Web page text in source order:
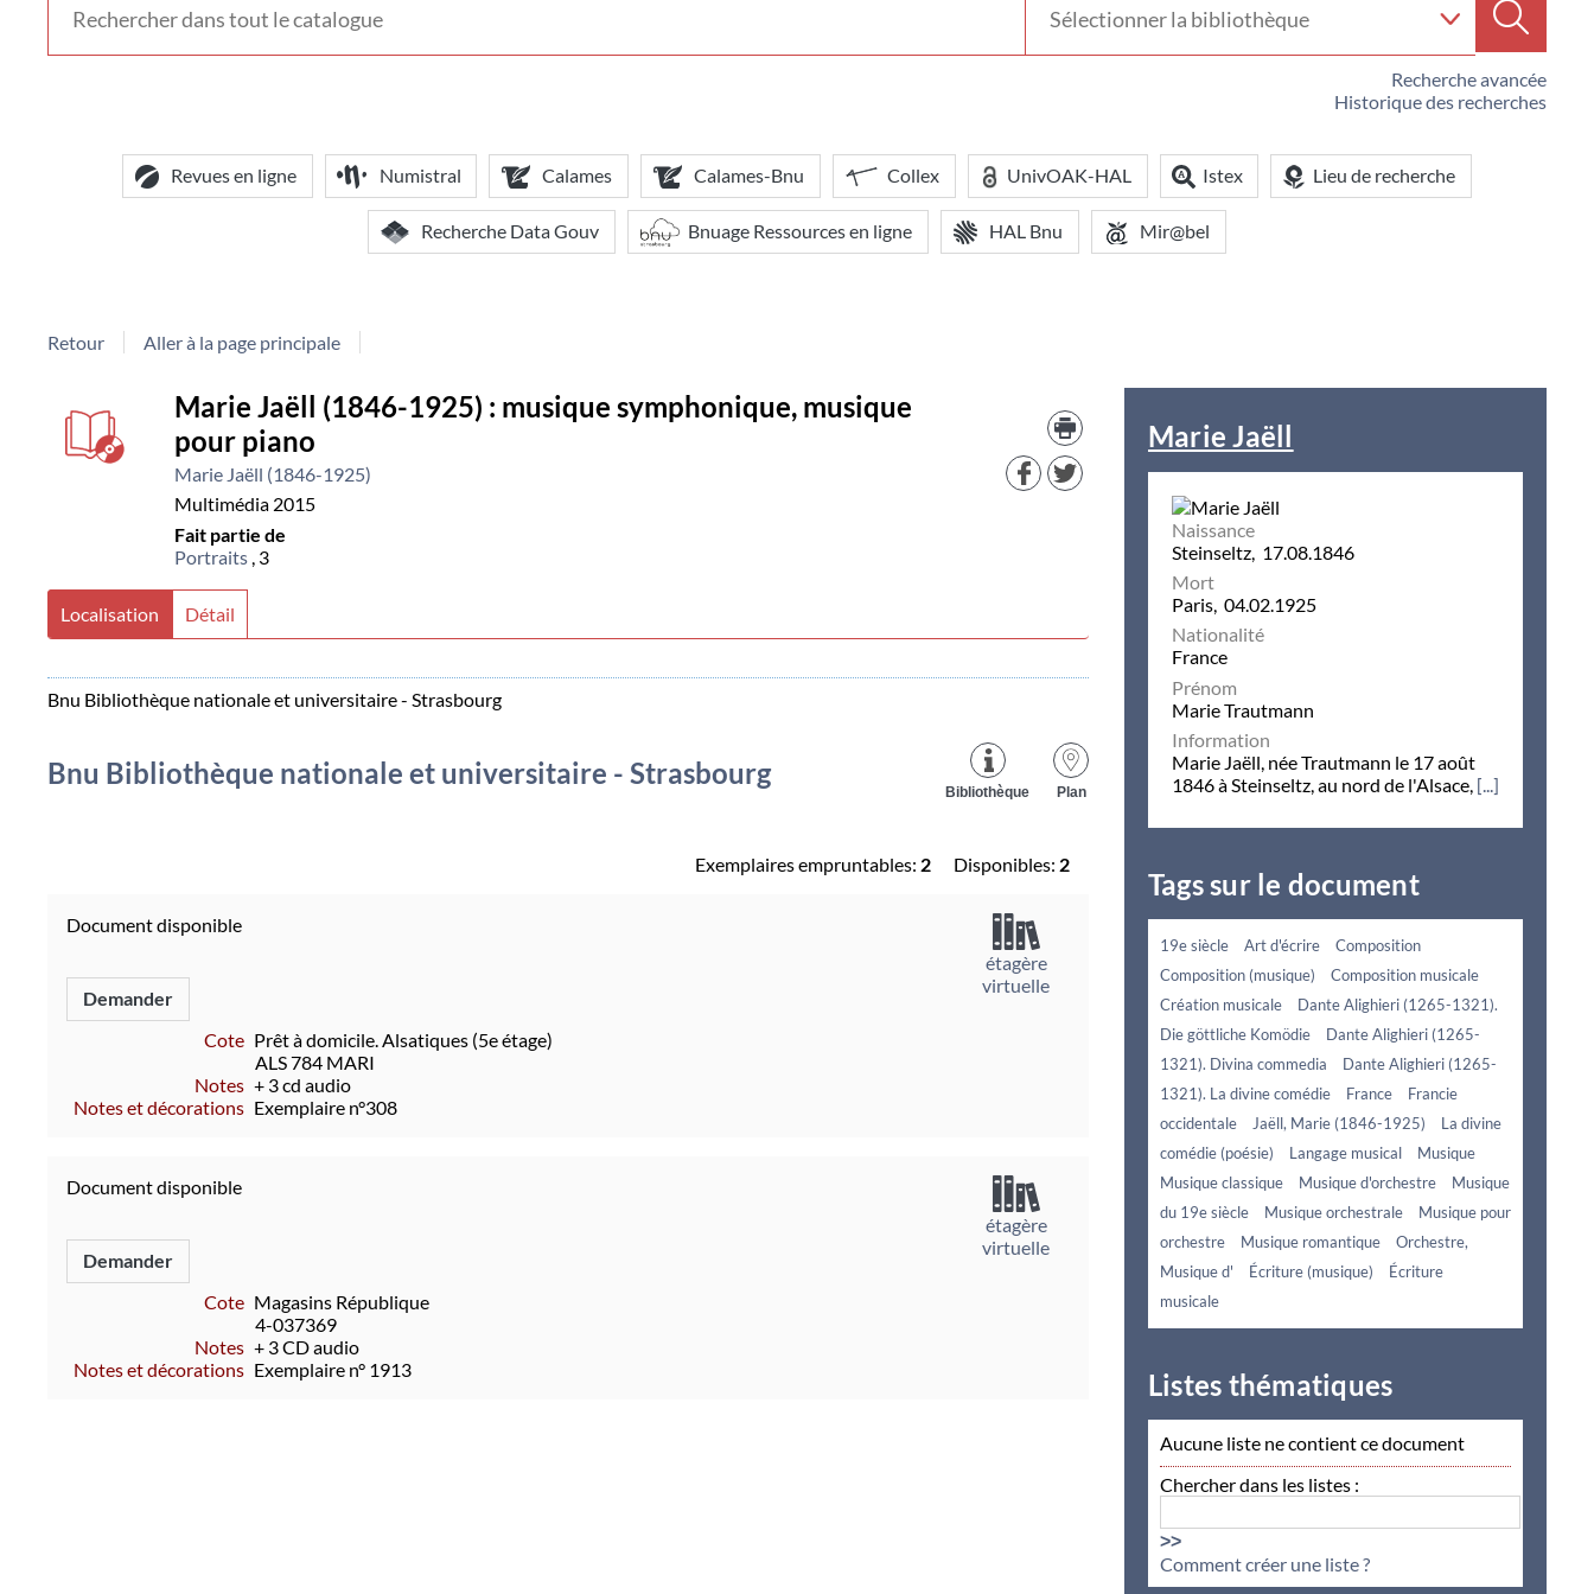
voir
Recherche avancée
Historique des recherches
votre
Revues en ligne Numistral Calames Calames-Bnu Collex UnivOAK-HAL Istex Lieu de recherche
Recherche Data Gouv Bnuage Ressources en ligne HAL Bnu Mir@bel
Retour Aller à la page principale
Détail
document
document
ressources
Marie Jaëll (1846-1925) : musique symphonique, musique
pour piano
Marie Jaëll (1846-1925)
Multimédia 2015
Fait partie de
Portraits, 3
Localisation Détail
Bnu Bibliothèque nationale et universitaire - Strasbourg
Bnu Bibliothèque nationale et universitaire - Strasbourg
Plan
Bibliothèque
Exemplaires empruntables: 2 Disponibles: 2
Document disponible
Demander
Cote Prêt à domicile. Alsatiques (5e étage)
ALS 784 MARI
Notes + 3 cd audio
Notes et décorations Exemplaire n°308
étagère
virtuelle
Document disponible
Demander
Cote Magasins République
4-037369
Notes + 3 CD audio
Notes et décorations Exemplaire n° 1913
étagère
virtuelle
Marie Jaëll
Naissance
Steinseltz, 17.08.1846
Mort
Paris, 04.02.1925
Nationalité
France
Prénom
Marie Trautmann
Information
Marie Jaëll, née Trautmann le 17 août
1846 à Steinseltz, au nord de l'Alsace, [...]
Tags sur le document
19e siècle Art d'écrire
Composition
Composition (musique)
Composition musicale
Création musicale
Dante Alighieri (1265-1321).
Die göttliche Komödie
Dante Alighieri (1265-
1321). Divina commedia
Dante Alighieri (1265-
1321). La divine comédie
France
Francie
occidentale
Jaëll, Marie (1846-1925)
La divine
comédie (poésie)
Langage musical
Musique
Musique classique
Musique d'orchestre
Musique
du 19e siècle
Musique orchestrale
Musique pour
orchestre
Musique romantique
Orchestre,
Musique d'
Écriture (musique)
Écriture
musicale
Listes thématiques
Aucune liste ne contient ce document
Chercher dans les listes :
>>
Comment créer une liste ?